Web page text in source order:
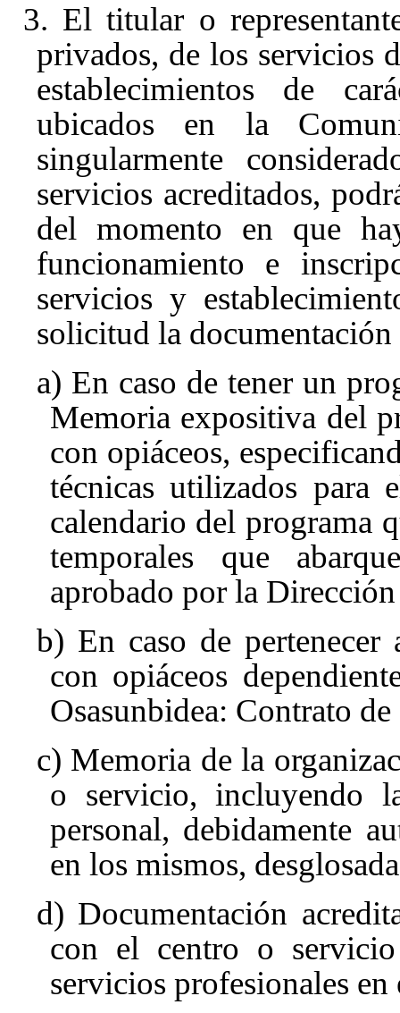
3. El titular o
privados, de los servicios
establecimientos de
ubicados en la
singularmente
servicios acreditados,
del momento en que
funcionamiento e
servicios y
solicitud la
a) En caso de tener un
Memoria expositiva del
con opiáceos,
técnicas utilizados
calendario del programa
temporales que
aprobado por la
b) En caso de
con opiáceos
Osasunbidea: Contrato
c) Memoria de la
o servicio, incluyendo
personal, debidamente
en los mismos,
d) Documentación
con el centro o
servicios profesionales